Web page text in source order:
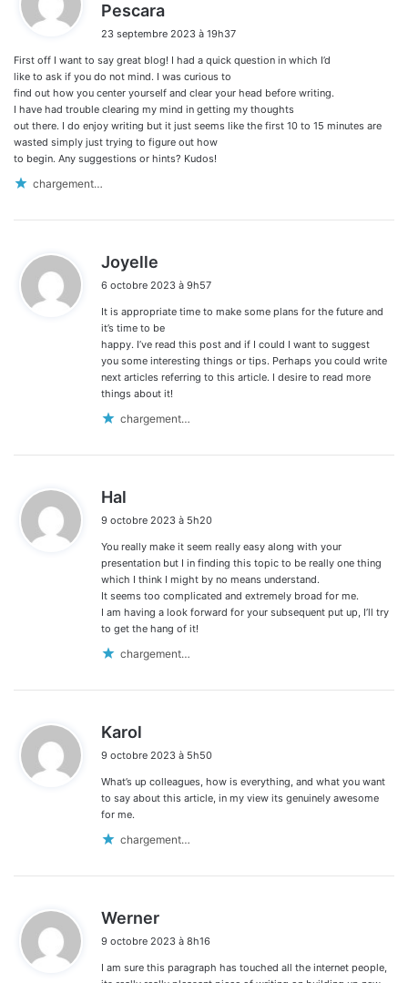
Pescara
t
:
23 septembre 2023 à 19h37
First off I want to say great blog! I had a quick question in which I’d
like to ask if you do not mind. I was curious to
find out how you center yourself and clear your head before writing.
I have had trouble clearing my mind in getting my thoughts
out there. I do enjoy writing but it just seems like the first 10 to 15 minutes are
wasted simply just trying to figure out how
to begin. Any suggestions or hints? Kudos!
chargement…
Joyelle
t
:
6 octobre 2023 à 9h57
It is appropriate time to make some plans for the future and
it’s time to be
happy. I’ve read this post and if I could I want to suggest
you some interesting things or tips. Perhaps you could write
next articles referring to this article. I desire to read more
things about it!
chargement…
Hal
t
:
9 octobre 2023 à 5h20
You really make it seem really easy along with your
presentation but I in finding this topic to be really one thing
which I think I might by no means understand.
It seems too complicated and extremely broad for me.
I am having a look forward for your subsequent put up, I’ll try
to get the hang of it!
chargement…
Karol
t
:
9 octobre 2023 à 5h50
What’s up colleagues, how is everything, and what you want
to say about this article, in my view its genuinely awesome
for me.
chargement…
Werner
t
9 octobre 2023 à 8h16
I am sure this paragraph has touched all the internet people,